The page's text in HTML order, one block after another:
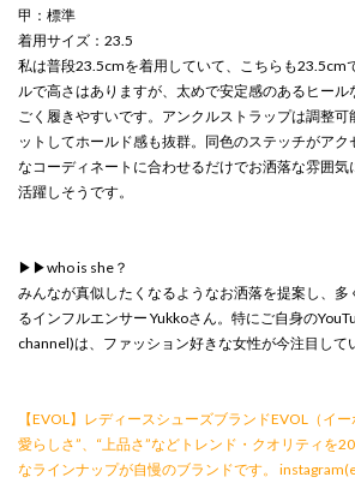
甲：標準
着用サイズ：23.5
私は普段23.5cmを着用していて、こちらも23.5cm
ルで高さはありますが、太めで安定感のあるヒー
ごく履きやすいです。アンクルストラップは調整可
ットしてホールド感も抜群。同色のステッチがア
なコーディネートに合わせるだけでお洒落な雰囲
活躍しそうです。
▶▶who is she？
みんなが真似したくなるようなお洒落を提案し、
るインフルエンサー Yukkoさん。特にご自身の
channel)は、ファッション好きな女性が今注目して
【EVOL】レディースシューズブランドEVOL（イ
愛らしさ”、“上品さ”などトレンド・クオリティを
なラインナップが自慢のブランドです。